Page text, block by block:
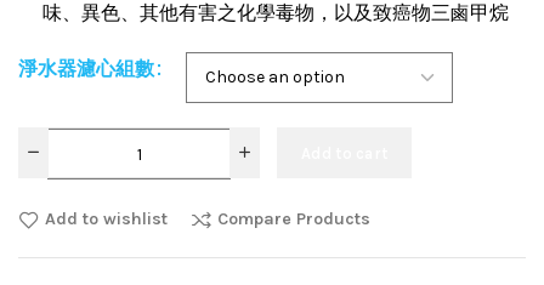
味、異色、其他有害之化學毒物，以及致癌物三鹵甲烷
淨水器濾心組數
Add to wishlist Compare Products